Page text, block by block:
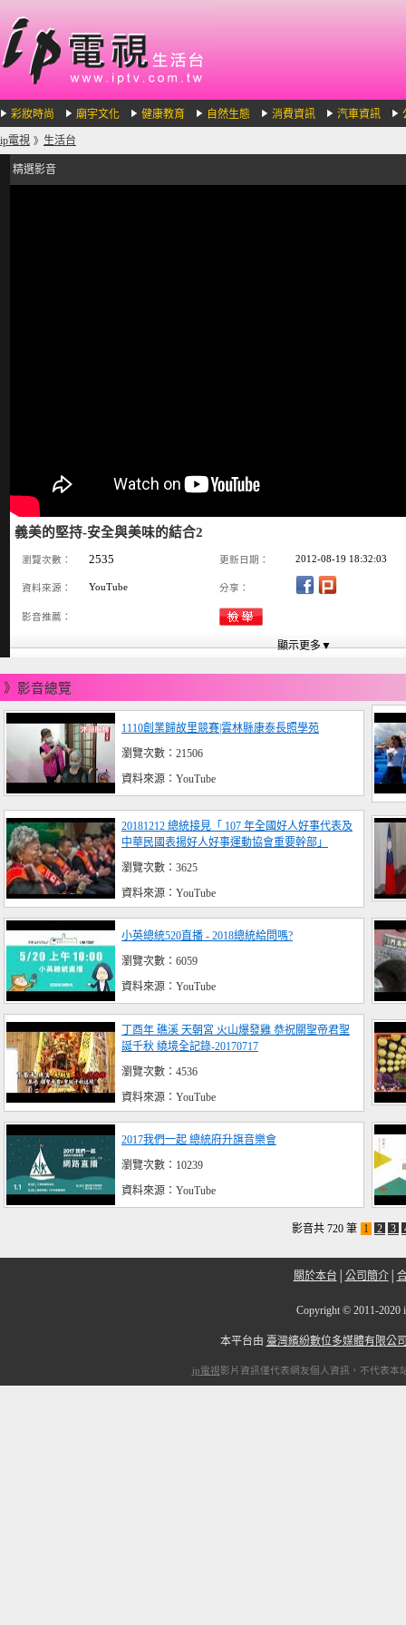
彩妝時尚 廟宇文化 健康教育 自然生態 消費資訊 汽車資訊
ip電視 》 生活台
精選影音
義美的堅持-安全與美味的結合2
瀏覽次數： 2535 更新日期： 2012-08-19 18:32:03
資料來源： YouTube 分享：
影音推薦：
》影音總覽
1110創業歸故里競賽|雲林縣康泰長照學苑
瀏覽次數：21506
資料來源：YouTube
20181212 總統接見「 107 年全國好人好事代表及
中華民國表揚好人好事運動協會重要幹部」
瀏覽次數：3625
資料來源：YouTube
小英總統520直播 - 2018總統給問嗎?
瀏覽次數：6059
資料來源：YouTube
丁酉年 礁溪 天朝宮 火山爆發雞 恭祝關聖帝君聖
誕千秋 繞境全記錄-20170717
瀏覽次數：4536
資料來源：YouTube
2017我們一起 總統府升旗音樂會
瀏覽次數：10239
資料來源：YouTube
影音共 720 筆 1 2 3
關於本台 公司簡介│
Copyright © 2011-
本平台由 臺灣繽紛數位多媒體有限公
ip電視影片資訊僅代表網友個人資訊，不代表本